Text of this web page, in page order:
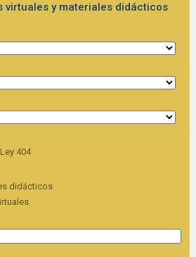
virtuales y materiales didácticos
404
didácticos